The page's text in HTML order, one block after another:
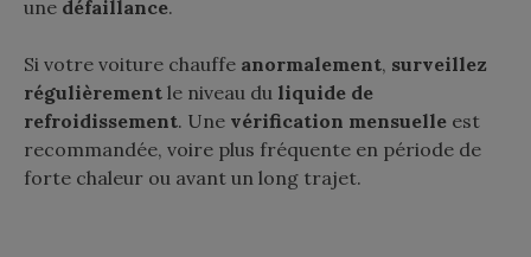
une défaillance.
Si votre voiture chauffe anormalement, surveillez
régulièrement le niveau du liquide de
refroidissement. Une vérification mensuelle est
recommandée, voire plus fréquente en période de
forte chaleur ou avant un long trajet.